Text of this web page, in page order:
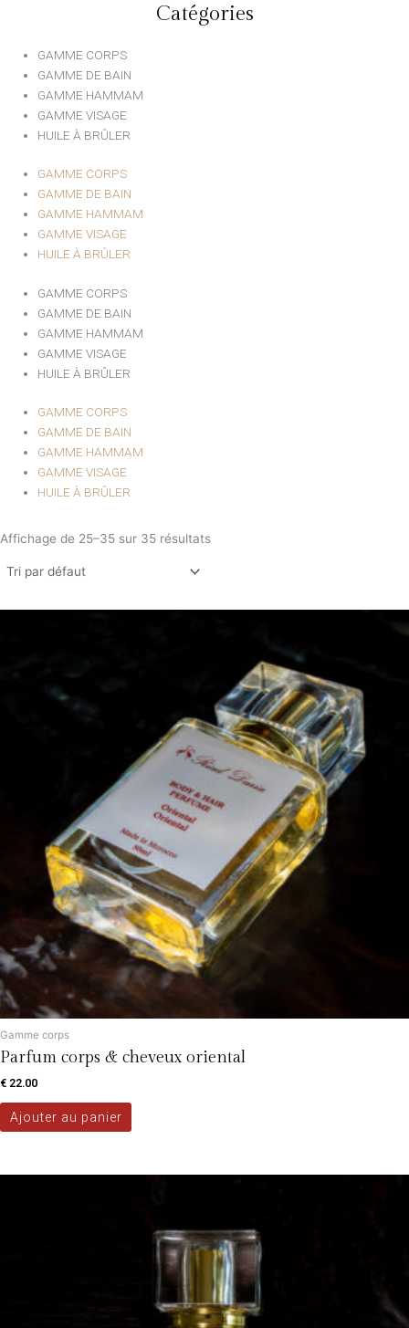
Catégories
GAMME CORPS
GAMME DE BAIN
GAMME HAMMAM
GAMME VISAGE
HUILE À BRÛLER
GAMME CORPS
GAMME DE BAIN
GAMME HAMMAM
GAMME VISAGE
HUILE À BRÛLER
GAMME CORPS
GAMME DE BAIN
GAMME HAMMAM
GAMME VISAGE
HUILE À BRÛLER
GAMME CORPS
GAMME DE BAIN
GAMME HAMMAM
GAMME VISAGE
HUILE À BRÛLER
Affichage de 25–35 sur 35 résultats
Gamme corps
Parfum corps & cheveux oriental
€ 22.00
Ajouter au panier